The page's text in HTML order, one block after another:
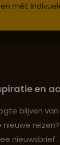
deskundig
en
blijven
nieuwe
nieuwsbrief.